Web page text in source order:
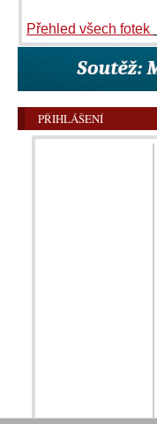
Přehled všech fotek
PŘIHLÁŠENÍ